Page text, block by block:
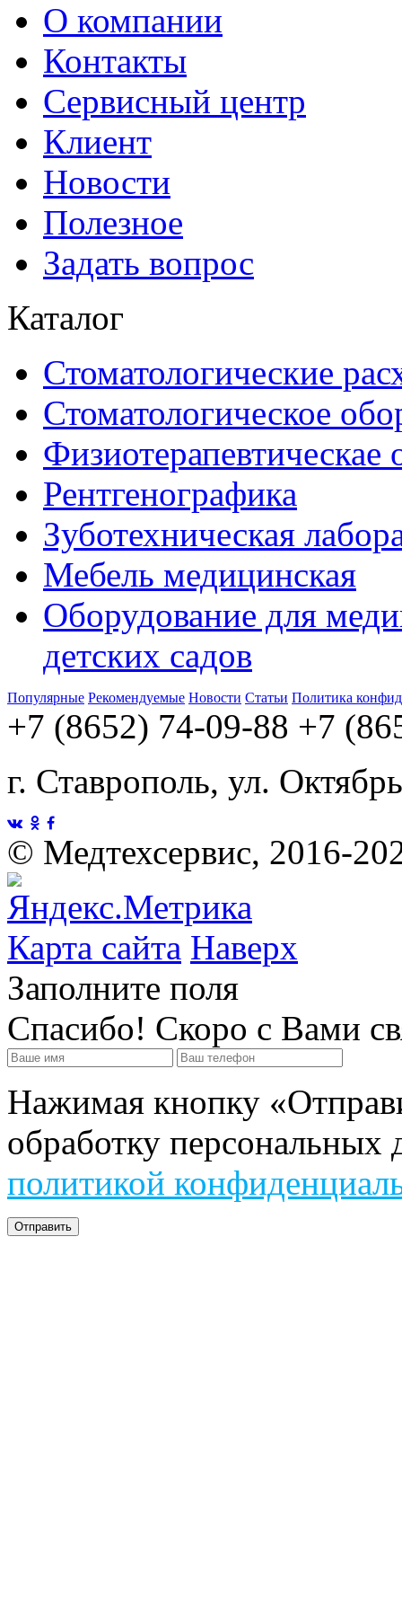
О компании
Контакты
Сервисный центр
Клиент
Новости
Полезное
Задать вопрос
Каталог
Стоматологические
Стоматологическое
Физиотерапевтическае
Рентгенографика
Зуботехническая
Мебель медицинская
Оборудование для
детских садов
Популярные Рекомендуемые Новости Статьи Политика
+7 (8652) 74-09-88 +7
г. Ставрополь, ул.
© Медтехсервис, 2016-
Карта сайта Наверх
Заполните поля
Спасибо! Скоро с Вами
Нажимая кнопку
обработку персональных
политикой
Отправить